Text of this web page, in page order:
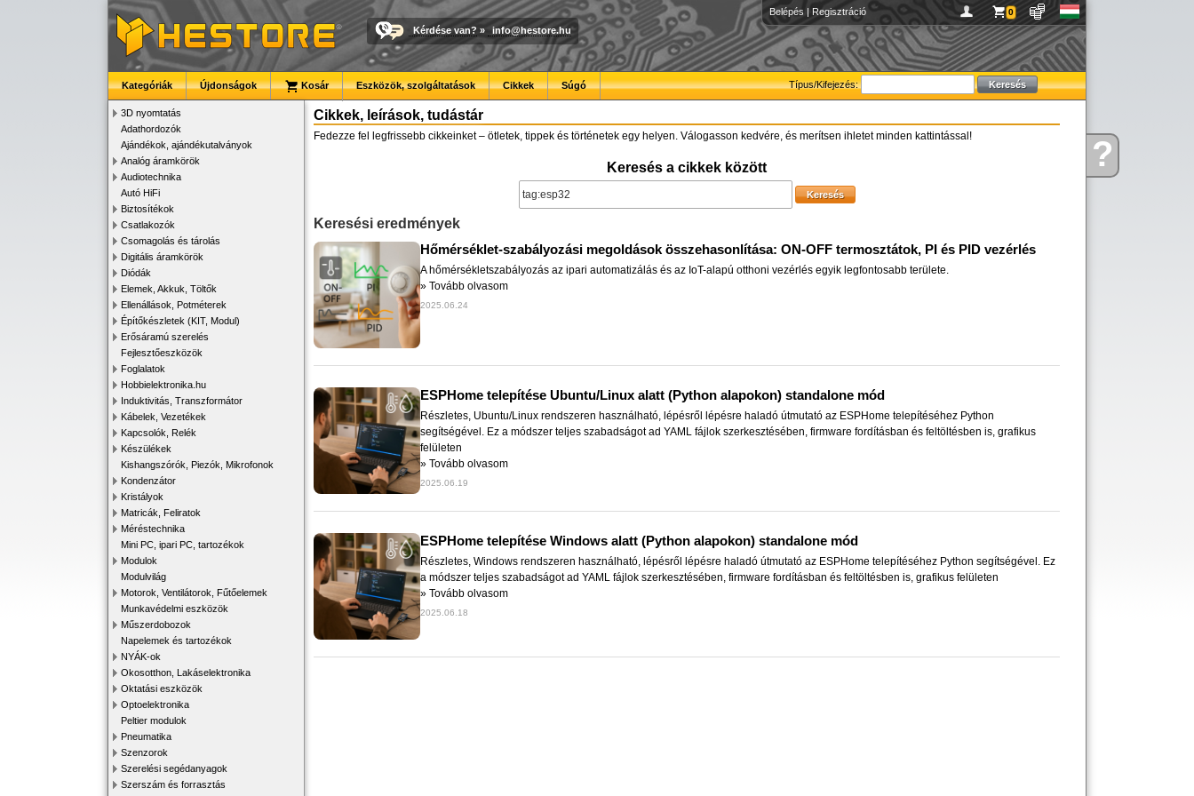
Kérdése?
Belépés | Regisztráció 0
Kérdése van? » info@hestore.hu
Típus/Kifejezés:
Kategóriák Újdonságok Kosár Eszközök, szolgáltatások Cikkek Súgó
3D nyomtatás
Adathordozók
Ajándékok, ajándékutalványok
Analóg áramkörök
Audiotechnika
Autó HiFi
Biztosítékok
Csatlakozók
Csomagolás és tárolás
Digitális áramkörök
Diódák
Elemek, Akkuk, Töltők
Ellenállások, Potméterek
Építőkészletek (KIT, Modul)
Erősáramú szerelés
Fejlesztőeszközök
Foglalatok
Hobbielektronika.hu
Induktivitás, Transzformátor
Kábelek, Vezetékek
Kapcsolók, Relék
Készülékek
Kishangszórók, Piezók, Mikrofonok
Kondenzátor
Kristályok
Matricák, Feliratok
Méréstechnika
Mini PC, ipari PC, tartozékok
Modulok
Modulvilág
Motorok, Ventilátorok, Fűtőelemek
Munkavédelmi eszközök
Műszerdobozok
Napelemek és tartozékok
NYÁK-ok
Okosotthon, Lakáselektronika
Oktatási eszközök
Optoelektronika
Peltier modulok
Pneumatika
Szenzorok
Szerelési segédanyagok
Szerszám és forrasztás
Cikkek, leírások, tudástár
Fedezze fel legfrissebb cikkeinket – ötletek, tippek és történetek egy helyen. Válogasson kedvére, és merítsen ihletet minden kattintással!
Keresés a cikkek között
Keresési eredmények
Hőmérséklet-szabályozási megoldások összehasonlítása: ON-OFF termosztátok, PI és PID vezérlés
A hőmérsékletszabályozás az ipari automatizálás és az IoT-alapú otthoni vezérlés egyik legfontosabb területe.
» Tovább olvasom
2025.06.24
ESPHome telepítése Ubuntu/Linux alatt (Python alapokon) standalone mód
Részletes, Ubuntu/Linux rendszeren használható, lépésről lépésre haladó útmutató az ESPHome telepítéséhez Python
segítségével. Ez a módszer teljes szabadságot ad YAML fájlok szerkesztésében, firmware fordításban és feltöltésben is, grafikus
felületen
» Tovább olvasom
2025.06.19
ESPHome telepítése Windows alatt (Python alapokon) standalone mód
Részletes, Windows rendszeren használható, lépésről lépésre haladó útmutató az ESPHome telepítéséhez Python segítségével. Ez
a módszer teljes szabadságot ad YAML fájlok szerkesztésében, firmware fordításban és feltöltésben is, grafikus felületen
» Tovább olvasom
2025.06.18